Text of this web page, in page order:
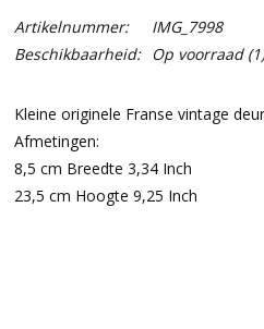
Artikelnummer:
IMG_7998
Beschikbaarheid:
Op voorraad(1)
Kleine originele Franse vintage
Afmetingen:
8,5 cm Breedte 3,34 Inch
23,5 cm Hoogte 9,25 Inch